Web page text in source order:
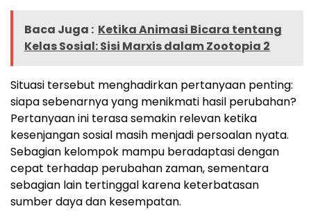
Baca Juga : Ketika Animasi Bicara tentang
Kelas Sosial: Sisi Marxis dalam Zootopia 2
Situasi tersebut menghadirkan pertanyaan penting:
siapa sebenarnya yang menikmati hasil perubahan?
Pertanyaan ini terasa semakin relevan ketika
kesenjangan sosial masih menjadi persoalan nyata.
Sebagian kelompok mampu beradaptasi dengan
cepat terhadap perubahan zaman, sementara
sebagian lain tertinggal karena keterbatasan
sumber daya dan kesempatan.